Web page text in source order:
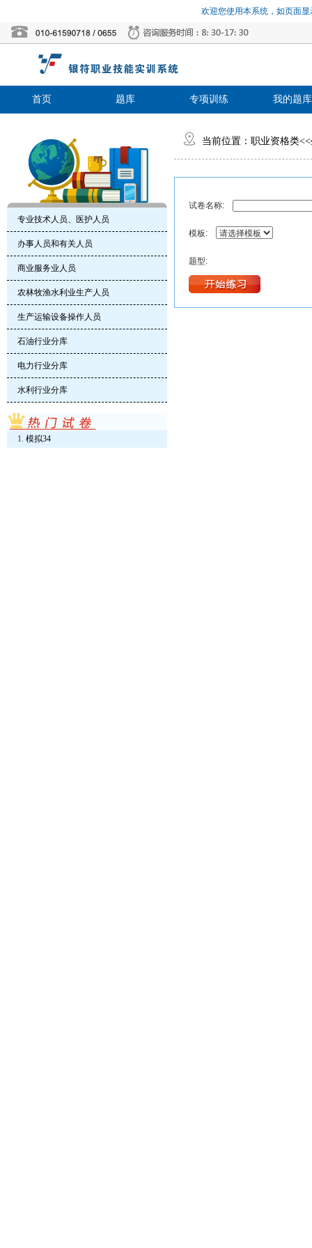
欢迎您使用本系统，如页面
首页 题库 专项训练 我的题库
专业技术人员、医护人员
办事人员和有关人员
商业服务业人员
农林牧渔水利业生产人员
生产运输设备操作人员
石油行业分库
电力行业分库
水利行业分库
模拟34
当前位置： 职业资格类<<
试卷名称:
模板:
题型: